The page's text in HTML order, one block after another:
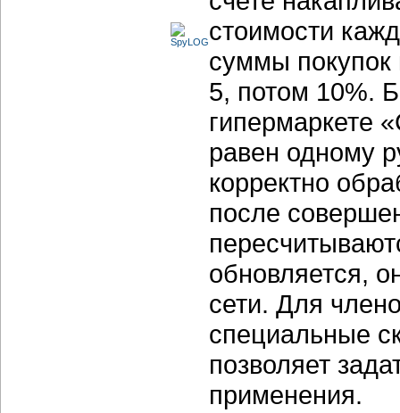
стоимости
суммы покупок
5, потом 10%.
гипермаркете
равен одному
корректно
после
обновляется,
сети. Для
специальные
позволяет
применения.